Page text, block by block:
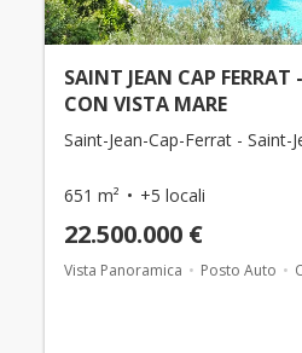
SAINT JEAN CAP FERRAT
CON VISTA MARE
Saint-Jean-Cap-Ferrat - Saint-
651 m² +5 locali
22.500.000 €
Vista Panoramica Posto Auto